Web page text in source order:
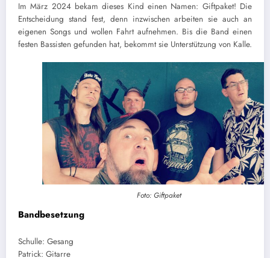
Im März 2024 bekam dieses Kind einen Namen: Giftpaket! Die
Entscheidung stand fest, denn inzwischen arbeiten sie auch an
eigenen Songs und wollen Fahrt aufnehmen. Bis die Band einen
festen Bassisten gefunden hat, bekommt sie Unterstützung von Kalle.
Foto: Giftpaket
Bandbesetzung
Schulle: Gesang
Patrick: Gitarre